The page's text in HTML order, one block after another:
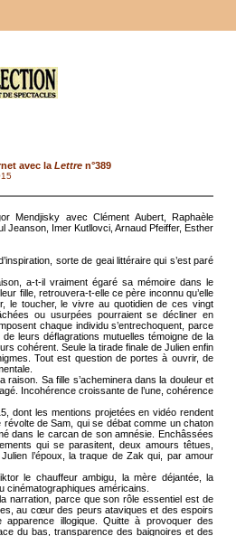
avec la Lettre n°389
Mendjisky avec Clément Aubert, Raphaèle
Jeanson, Imer Kutllovci, Arnaud Pfeiffer, Esther
sorte de geai littéraire qui s’est paré
a-t-il vraiment égaré sa mémoire dans le
fille, retrouvera-t-elle ce père inconnu qu’elle
le toucher, le vivre au quotidien de ces vingt
ou usurpées pourraient se décliner en
chaque individu s’entrechoquent, parce
leurs déflagrations mutuelles témoigne de la
cohérent. Seule la tirade finale de Julien enfin
Tout est question de portes à ouvrir, de
Sa fille s’acheminera dans la douleur et
Incohérence croissante de l’une, cohérence
dont les mentions projetées en vidéo rendent
révolte de Sam, qui se débat comme un chaton
dans le carcan de son amnésie. Enchâssées
qui se parasitent, deux amours têtues,
l’époux, la traque de Zak qui, par amour
le chauffeur ambigu, la mère déjantée, la
américains.
narration, parce que son rôle essentiel est de
au cœur des peurs ataviques et des espoirs
illogique. Quitte à provoquer des
du bas, transparence des baignoires et des